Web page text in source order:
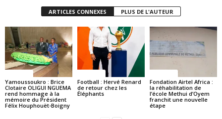
ARTICLES CONNEXES PLUS DE L'AUTEUR
Yamoussoukro : Brice
Clotaire OLIGUI NGUEMA
rend hommage à la
mémoire du Président
Félix Houphouët-Boigny
Football : Hervé Renard
de retour chez les
Éléphants
Fondation Airtel Africa :
la réhabilitation de
l’école Methui d’Oyem
franchit une nouvelle
étape